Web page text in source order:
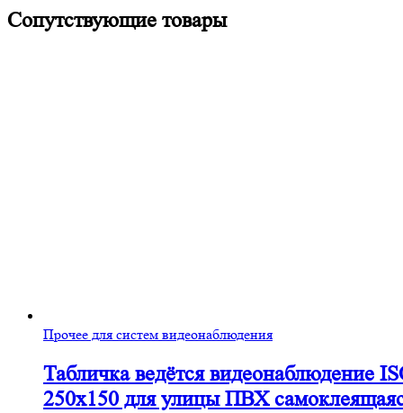
Сопутствующие товары
Прочее для систем видеонаблюдения
Табличка ведётся видеонаблюдение
250х150 для улицы ПВХ